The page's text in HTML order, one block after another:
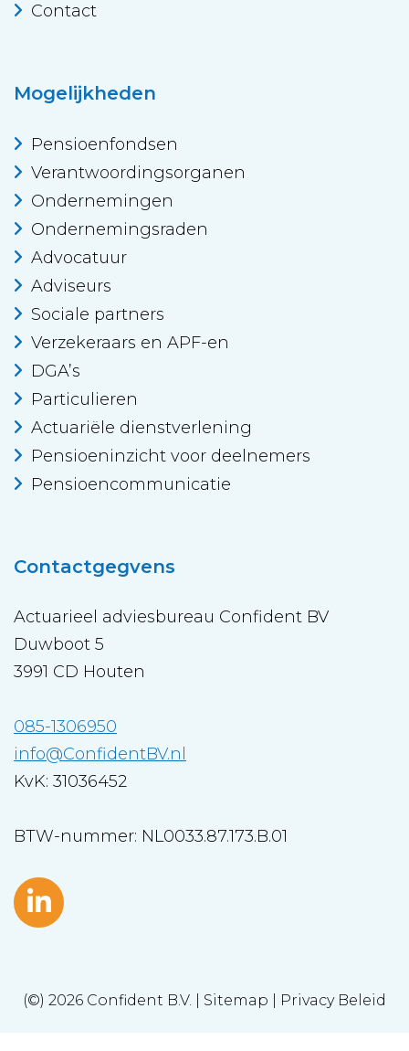
Contact
Mogelijkheden
Pensioenfondsen
Verantwoordingsorganen
Ondernemingen
Ondernemingsraden
Advocatuur
Adviseurs
Sociale partners
Verzekeraars en APF-en
DGA’s
Particulieren
Actuariële dienstverlening
Pensioeninzicht voor deelnemers
Pensioencommunicatie
Contactgegvens
Actuarieel adviesbureau Confident BV
Duwboot 5
3991 CD Houten
085-1306950
info@ConfidentBV.nl
KvK: 31036452
BTW-nummer: NL0033.87.173.B.01
(©) 2026 Confident B.V. Sitemap Privacy Beleid